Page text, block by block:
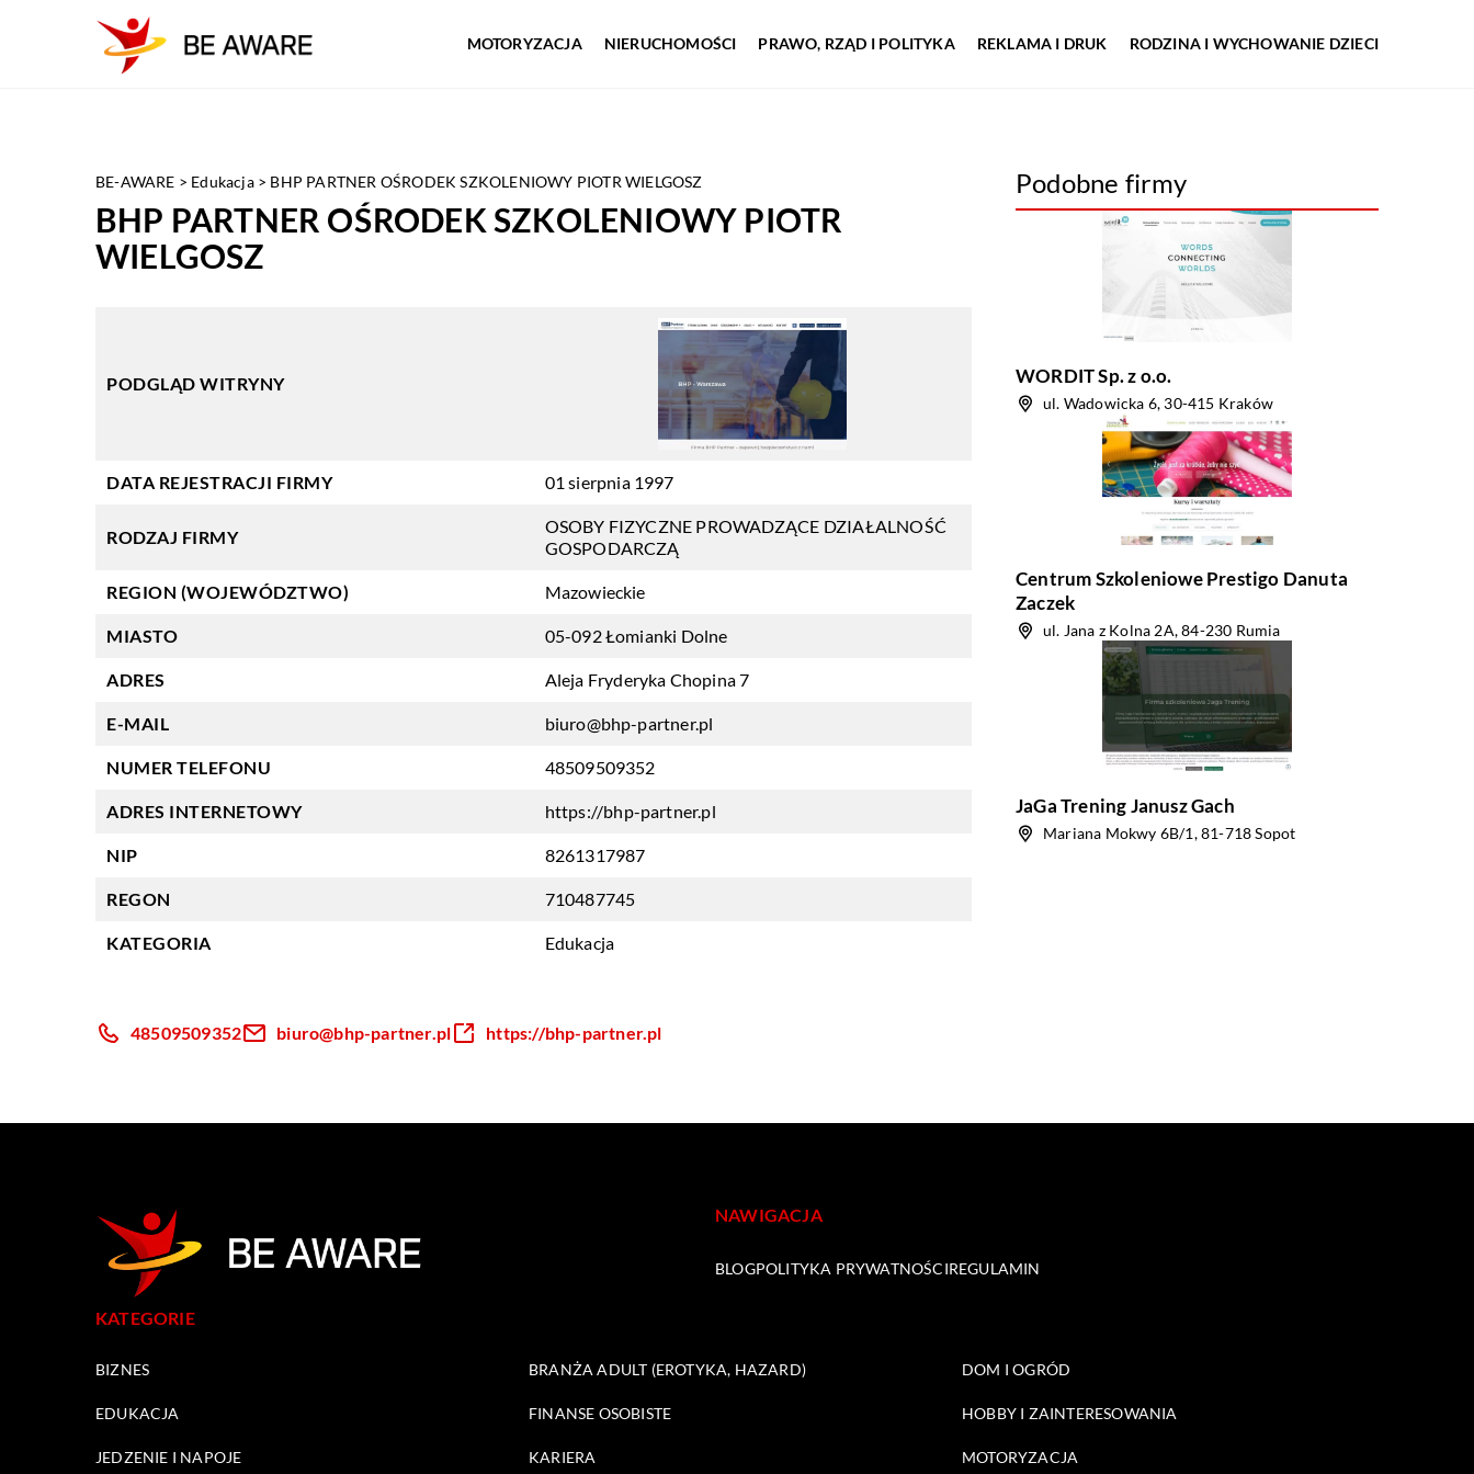
MOTORYZACJA NIERUCHOMOŚCI PRAWO, RZĄD I POLITYKA REKLAMA I DRUK RODZINA I WYCHOWANIE DZIECI
BE-AWARE > Edukacja> BHP PARTNER OŚRODEK SZKOLENIOWY PIOTR WIELGOSZ
BHP PARTNER OŚRODEK SZKOLENIOWY PIOTR
WIELGOSZ
PODGLĄD WITRYNY
DATA REJESTRACJI FIRMY 01 sierpnia 1997
RODZAJ FIRMY
OSOBY FIZYCZNE PROWADZĄCE DZIAŁALNOŚĆ
GOSPODARCZĄ
REGION (WOJEWÓDZTWO) Mazowieckie
MIASTO 05-092 Łomianki Dolne
ADRES Aleja Fryderyka Chopina 7
E-MAIL biuro@bhp-partner.pl
NUMER TELEFONU 48509509352
ADRES INTERNETOWY https://bhp-partner.pl
NIP 8261317987
REGON 710487745
KATEGORIA Edukacja
Podobne firmy
WORDIT Sp. z o.o.
ul. Wadowicka 6, 30-415 Kraków
Centrum Szkoleniowe Prestigo Danuta
Zaczek
ul. Jana z Kolna 2A, 84-230 Rumia
JaGa Trening Janusz Gach
Mariana Mokwy 6B/1, 81-718 Sopot
48509509352 biuro@bhp-partner.pl https://bhp-partner.pl
NAWIGACJA
BLOGPOLITYKA PRYWATNOŚCIREGULAMIN
KATEGORIE
BIZNES BRANŻA ADULT (EROTYKA, HAZARD) DOM I OGRÓD
EDUKACJA FINANSE OSOBISTE HOBBY I ZAINTERESOWANIA
JEDZENIE I NAPOJE KARIERA MOTORYZACJA